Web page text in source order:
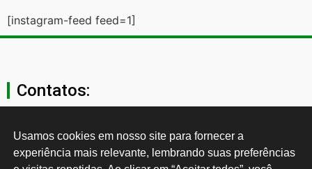
[instagram-feed feed=1]
Contatos:
secgeral@ctb.org.br
11 3874-0040
Usamos cookies em nosso site para fornecer a
experiência mais relevante, lembrando suas preferências